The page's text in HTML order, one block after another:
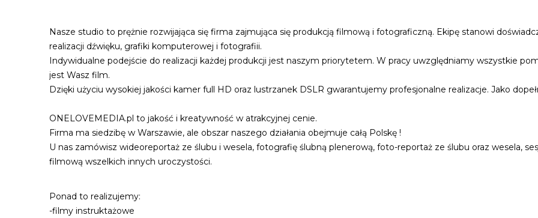
Nasze studio to prężnie rozwijająca się firma zajmująca się produkcją filmową i fotograficzną. Ekipę stanowi
realizacji dźwięku, grafiki komputerowej i fotografiii.
Indywidualne podejście do realizacji każdej produkcji jest naszym priorytetem. W pracy uwzględniamy wszystkie
jest Wasz film.
Dzięki użyciu wysokiej jakości kamer full HD oraz lustrzanek DSLR gwarantujemy profesjonalne realizacje. Jako
ONELOVEMEDIA.pl to jakość i kreatywność w atrakcyjnej cenie.
Firma ma siedzibę w Warszawie, ale obszar naszego działania obejmuje całą Polskę !
U nas zamówisz wideoreportaż ze ślubu i wesela, fotografię ślubną plenerową, foto-reportaż ze ślubu oraz wesela,
filmową wszelkich innych uroczystości.
Ponad to realizujemy:
-filmy instruktażowe